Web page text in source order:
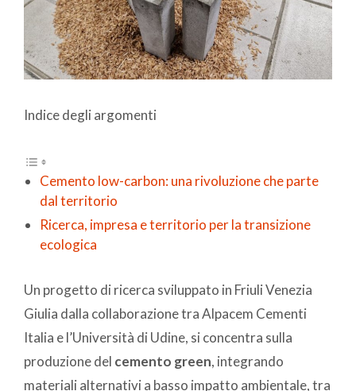
Indice degli argomenti
Cemento low-carbon: una rivoluzione che parte
dal territorio
Ricerca, impresa e territorio per la transizione
ecologica
Un progetto di ricerca sviluppato in Friuli Venezia
Giulia dalla collaborazione tra Alpacem Cementi
Italia e l’Università di Udine, si concentra sulla
produzione del cemento green, integrando
materiali alternativi a basso impatto ambientale, tra